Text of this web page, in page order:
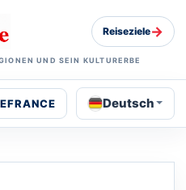
UND SEIN KULTURERBE
Reiseziele→
Deutsch